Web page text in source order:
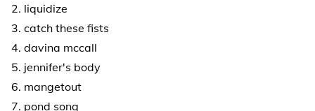
2. liquidize
3. catch these fists
4. davina mccall
5. jennifer's body
6. mangetout
7. pond song